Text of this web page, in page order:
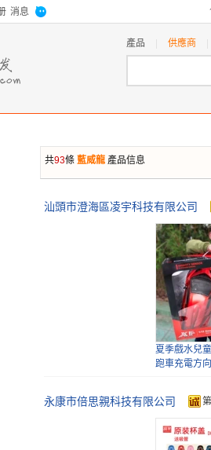
共93條 藍威龍 產品信息
汕頭市澄海區凌宇科技有限公司
夏季戲水兒
跑車充電方
永康市倍思親科技有限公司 第
產品 供應商